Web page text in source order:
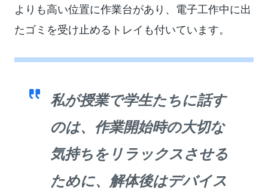
よりも高い位置に作業台があり、電子工作中に出
たゴミを受け止めるトレイも付いています。
私が授業で学生たちに話す
のは、作業開始時の大切な
気持ちをリラックスさせる
ために、解体後はデバイス